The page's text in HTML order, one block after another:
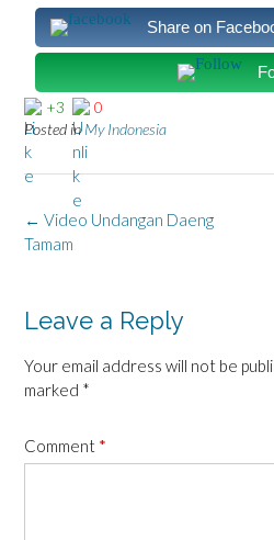
Share on
+3
0
Posted inMy Indonesia
Post
navigation
← Video Undangan Daeng
Tamam
Leave a Reply
Your email address will not be
marked *
Comment *